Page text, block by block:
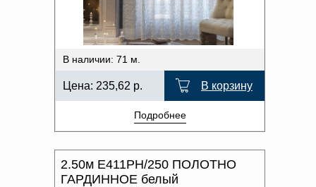
В наличии: 71 м.
Цена: 235,62 р. В корзину
Подробнее
2.50м Е411РН/250 ПОЛОТНО
ГАРДИННОЕ белый